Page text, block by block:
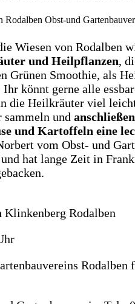
Wiesen von Rodalben
und Heilpflanzen,
Grünen Smoothie, als
könnt gerne alle
die Heilkräuter viel
sammeln und
und Kartoffeln eine
vom Obst- und
hat lange Zeit in
Rodalben